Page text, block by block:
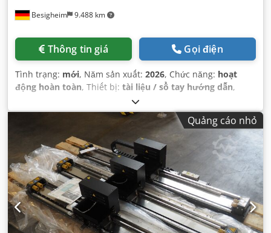
Besigheim 9.488 km
Thông tin giá Gọi điện
Tình trạng: mới, Năm sản xuất: 2026, Chức năng: hoạt
động hoàn toàn, Thiết bị: tài liệu / sổ tay hướng dẫn,
Quảng cáo nhỏ